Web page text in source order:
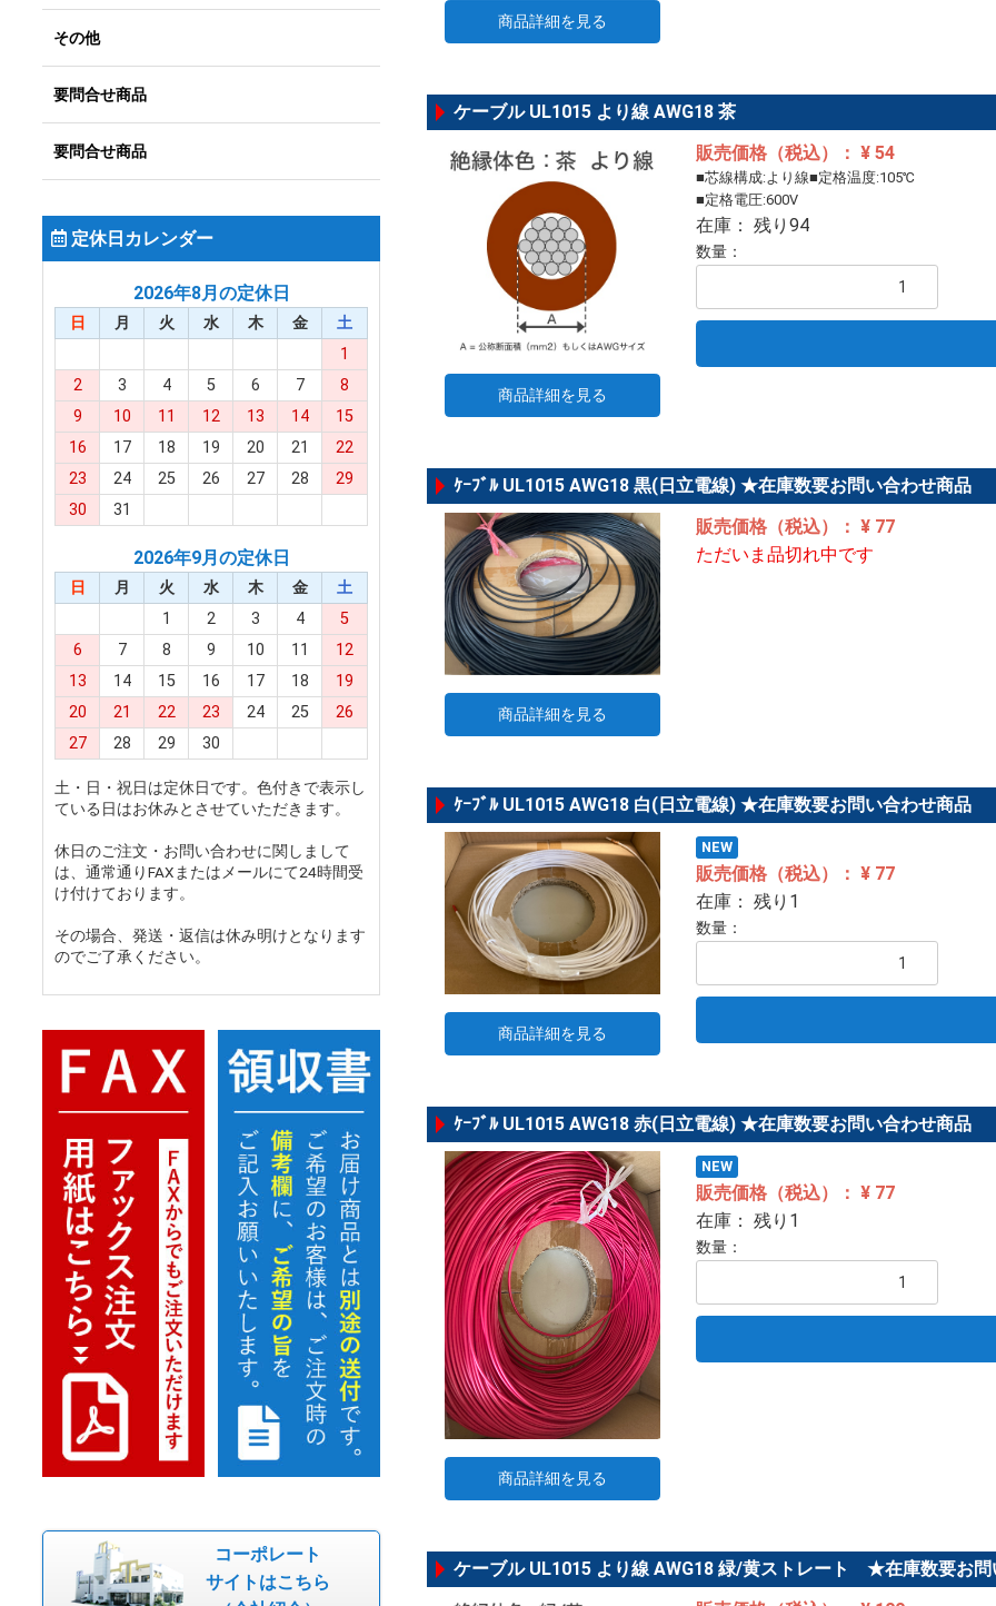
その他
要問合せ商品
要問合せ商品
定休日カレンダー
2026年8月の定休日
日 月 火 水 木 金
土
1
2
3 4 5 6 7
8
9
10 11 12 13 14
15
16
17 18 19 20 21
22
23
24 25 26 27 28
29
30
31
2026年9月の定休日
日 月 火 水 木 金
土
1
2 3 4
5
6
7 8 9 10 11
12
13
14 15 16 17 18
19
20
21 22 23 24 25
26
27
28 29 30
土・日・祝日は定休日です。色付きで表示し
ている日はお休みとさせていただきます。
休日のご注文・お問い合わせに関しまして
は、通常通りFAXまたはメールにて24時間受
け付けております。
その場合、発送・返信は休み明けとなります
のでご了承ください。
コーポレート
サイトはこちら
商品詳細を見る
ケーブル UL1015 より線 AWG18 茶
商品詳細を見る
販売価格（税込）： ¥ 54
■芯線構成:より線■定格温度:105℃
■定格電圧:600V
在庫： 残り94
数量：
ｹｰﾌﾞﾙ UL1015 AWG18 黒(日立電線) ★在庫数要お問い合わせ商品
商品詳細を見る
販売価格（税込）： ¥ 77
ただいま品切れ中です
ｹｰﾌﾞﾙ UL1015 AWG18 白(日立電線) ★在庫数要お問い合わせ商品
商品詳細を見る
NEW
販売価格（税込）： ¥ 77
在庫： 残り1
数量：
ｹｰﾌﾞﾙ UL1015 AWG18 赤(日立電線) ★在庫数要お問い合わせ商品
商品詳細を見る
NEW
販売価格（税込）： ¥ 77
在庫： 残り1
数量：
ケーブル UL1015 より線 AWG18 緑/黄ストレート ★在庫数要お問